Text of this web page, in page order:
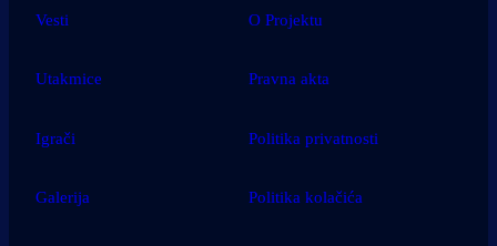
Vesti
Utakmice
Igrači
Galerija
O Projektu
Pravna akta
Politika privatnosti
Politika kolačića